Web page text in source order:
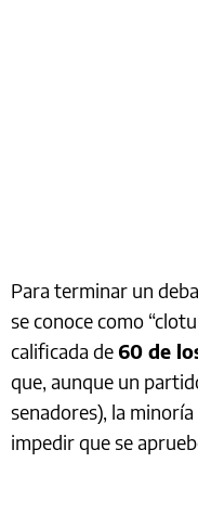
Para terminar un
se conoce como
calificada de 60 de
que, aunque un
senadores), la
impedir que se